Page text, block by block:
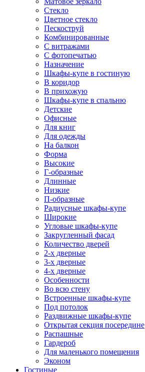
Стекло
Цветное стекло
Пескоструй
Комбинированные
С витражами
С фотопечатью
Назначение
Шкафы-купе в гостиную
В коридор
В прихожую
Шкафы-купе в спальню
Детские
Офисные
Для книг
Для одежды
На балкон
Форма
Высокие
Г-образные
Длинные
Низкие
П-образные
Радиусные шкафы-купе
Широкие
Угловые шкафы-купе
Закругленный фасад
Количество дверей
2-х дверные
3-х дверные
4-х дверные
Особенности
Во всю стену
Встроенные шкафы-купе
Под потолок
Раздвижные шкафы-купе
Открытая секция посередине
Распашные
Гардероб
Для маленького помещения
Эконом
Гостиные